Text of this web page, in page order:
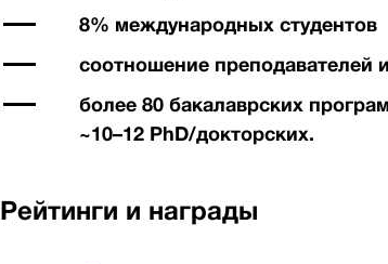
8% международных студентов
соотношение преподавателей
более 80 бакалаврских
~10–12 PhD/докторских.
Рейтинги и награды